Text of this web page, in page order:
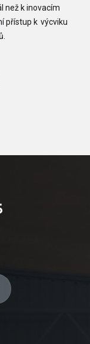
než k inovacím
přístup k výcviku